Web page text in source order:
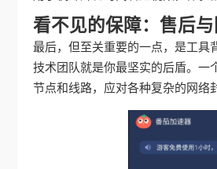
看不见的保障：售后
最后，但至关重要的一点，是工具
技术团队就是你最坚实的后盾。一
节点和线路，应对各种复杂的网络